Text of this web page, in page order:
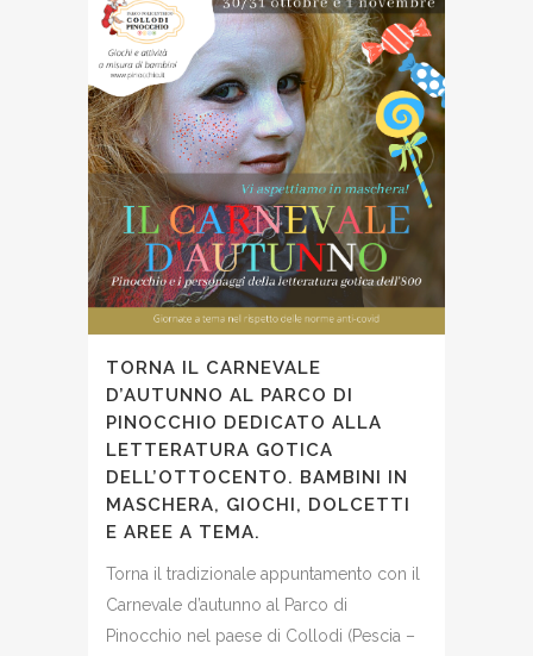
TORNA IL CARNEVALE
D’AUTUNNO AL PARCO DI
PINOCCHIO DEDICATO ALLA
LETTERATURA GOTICA
DELL’OTTOCENTO. BAMBINI IN
MASCHERA, GIOCHI, DOLCETTI
E AREE A TEMA.
Torna il tradizionale appuntamento con il
Carnevale d’autunno al Parco di
Pinocchio nel paese di Collodi (Pescia –